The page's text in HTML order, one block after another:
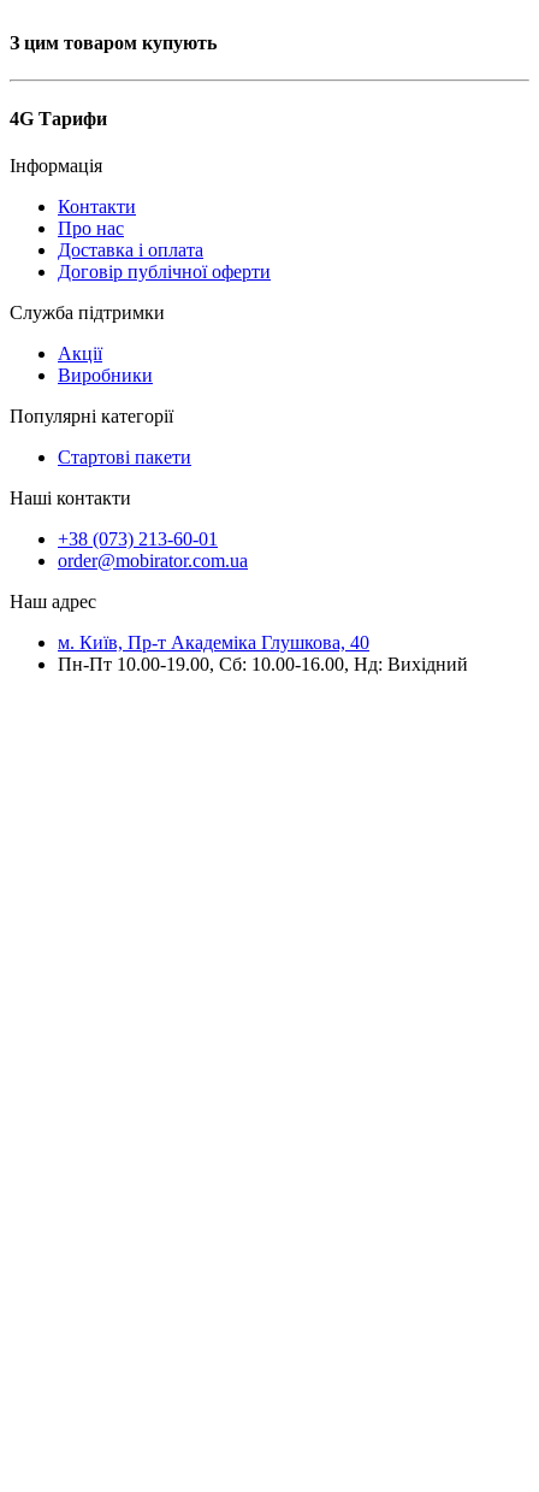
З цим товаром купують
4G Тарифи
Інформація
Контакти
Про нас
Доставка і оплата
Договір публічної оферти
Служба підтримки
Акції
Виробники
Популярні категорії
Стартові пакети
Наші контакти
+38 (073) 213-60-01
order@mobirator.com.ua
Наш адрес
м. Київ, Пр-т Академіка Глушкова, 40
Пн-Пт 10.00-19.00, Cб: 10.00-16.00, Нд: Вихідний